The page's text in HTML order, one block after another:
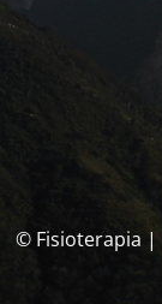
© Fisioterapia |